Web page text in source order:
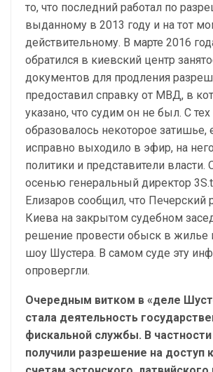
то, что последний работал по
выданному в 2013 году и на тот
действительному. В марте 2016
обратился в киевский центр
документов для продления
предоставил справку от МВД, в
указано, что судим он не был. С тех
образовалось некоторое затишье,
исправно выходило в эфир, на
политики и представители власти.
осенью генеральный директор
Елизаров сообщил, что Печерский
Киева на закрытом судебном
решение провести обыск в жилье
шоу Шустера. В самом суде эту
опровергли.
Очередным витком в «деле
стала деятельность
фискальной службы. В
получили разрешение на доступ